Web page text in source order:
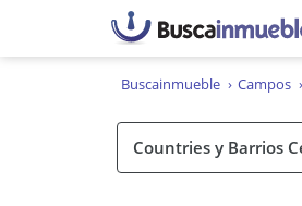
Buscainmueble Campos